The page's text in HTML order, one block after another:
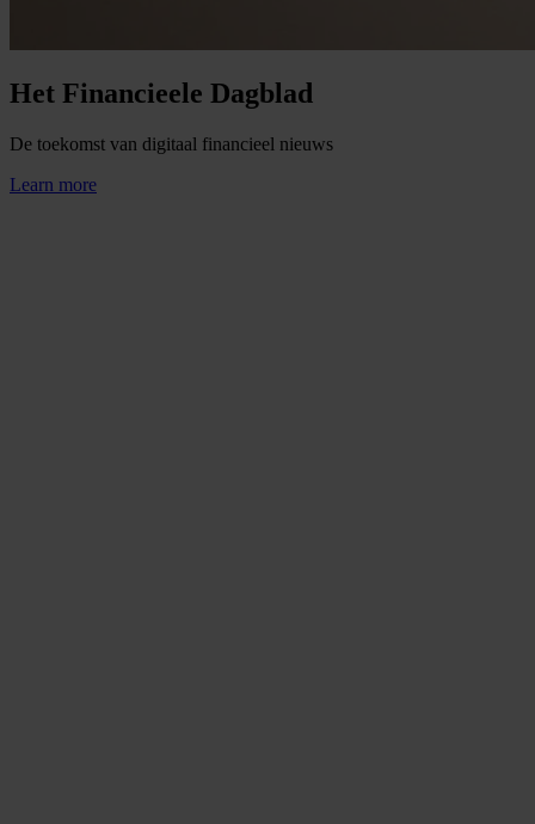
Het Financieele Dagblad
De toekomst van digitaal financieel nieuws
Learn more